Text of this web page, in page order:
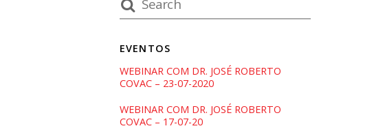
EVENTOS
WEBINAR COM DR. JOSÉ ROBERTO
COVAC – 23-07-2020
WEBINAR COM DR. JOSÉ ROBERTO
COVAC – 17-07-20